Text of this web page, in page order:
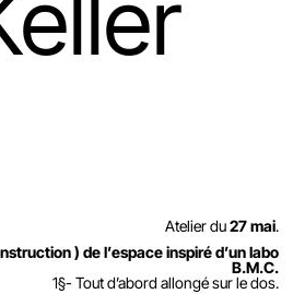
Atelier du27 mai.
) de l’espace inspiré d’un labo
B.M.C.
1§- Tout d’abord allongé sur le dos.